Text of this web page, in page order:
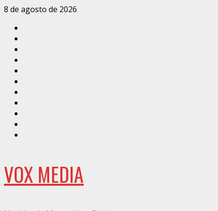
Saltar
contenido
8 de agosto de 2026
VOX MEDIA